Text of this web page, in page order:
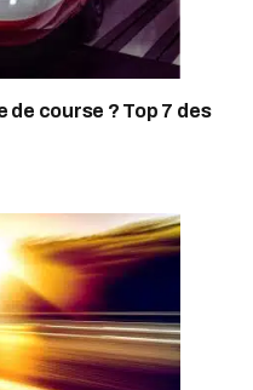
de course ? Top 7 des